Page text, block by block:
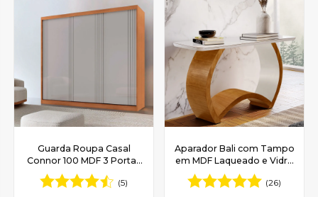
Guarda Roupa Casal
Connor 100 MDF 3 Portas
de Correr Moderna Mobília
(5)
Aparador Bali com Tampo
em MDF Laqueado e Vidro
Canto Copo 150x40CM -
Moderna Mobília(26)